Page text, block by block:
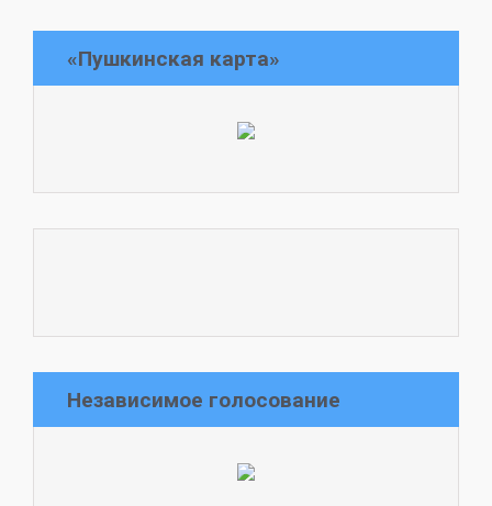
«Пушкинская карта»
Независимое голосование